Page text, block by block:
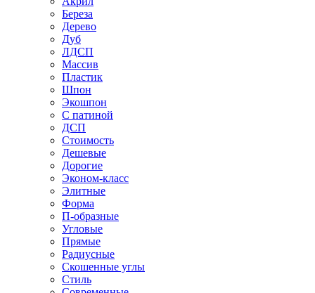
Береза
Дерево
Дуб
ЛДСП
Массив
Пластик
Шпон
Экошпон
С патиной
ДСП
Стоимость
Дешевые
Дорогие
Эконом-класс
Элитные
Форма
П-образные
Угловые
Прямые
Радиусные
Скошенные углы
Стиль